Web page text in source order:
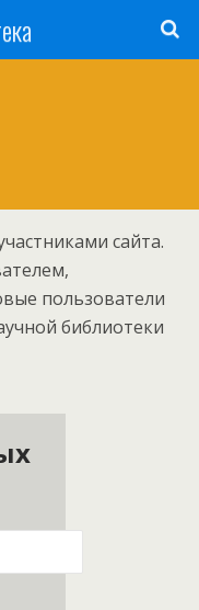
сайта.
пользователи
библиотеки